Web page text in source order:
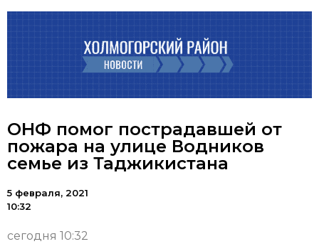
ОНФ помог пострадавшей от
пожара на улице Водников
семье из Таджикистана
5 февраля, 2021
10:32
сегодня 10:32